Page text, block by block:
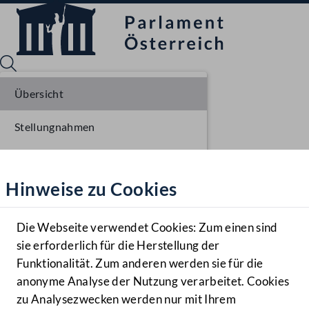
Hilfe
Benutzer
Navigationsmenü öffnen
MENÜ
Hinweise zu Cookies
Die Webseite verwendet Cookies: Zum einen sind
sie erforderlich für die Herstellung der
Funktionalität. Zum anderen werden sie für die
anonyme Analyse der Nutzung verarbeitet. Cookies
zu Analysezwecken werden nur mit Ihrem
Übersicht
Stellungnahmen
Einlangen NR